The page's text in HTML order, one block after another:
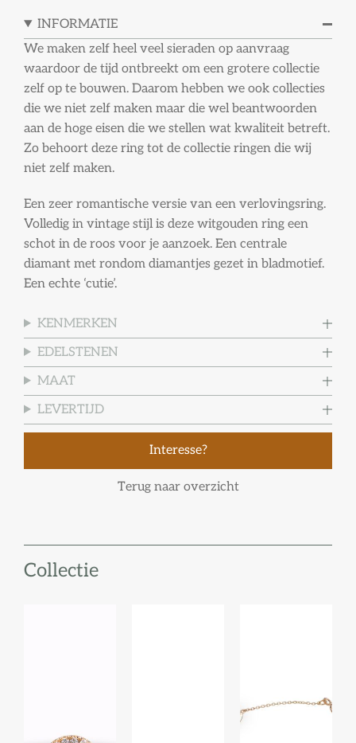
INFORMATIE
We maken zelf heel veel sieraden op aanvraag
waardoor de tijd ontbreekt om een grotere collectie
zelf op te bouwen. Daarom hebben we ook collecties
die we niet zelf maken maar die wel beantwoorden
aan de hoge eisen die we stellen wat kwaliteit betreft.
Zo behoort deze ring tot de collectie ringen die wij
niet zelf maken.
Een zeer romantische versie van een verlovingsring.
Volledig in vintage stijl is deze witgouden ring een
schot in de roos voor je aanzoek. Een centrale
diamant met rondom diamantjes gezet in bladmotief.
Een echte ‘cutie’.
KENMERKEN
EDELSTENEN
MAAT
LEVERTIJD
Interesse?
Terug naar overzicht
Collectie